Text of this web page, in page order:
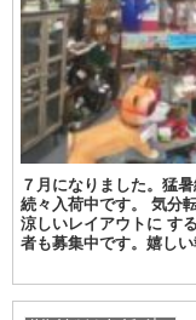
７月になりました。猛
続々入荷中です。 気分
涼しいレイアウトに す
者も募集中です。嬉し